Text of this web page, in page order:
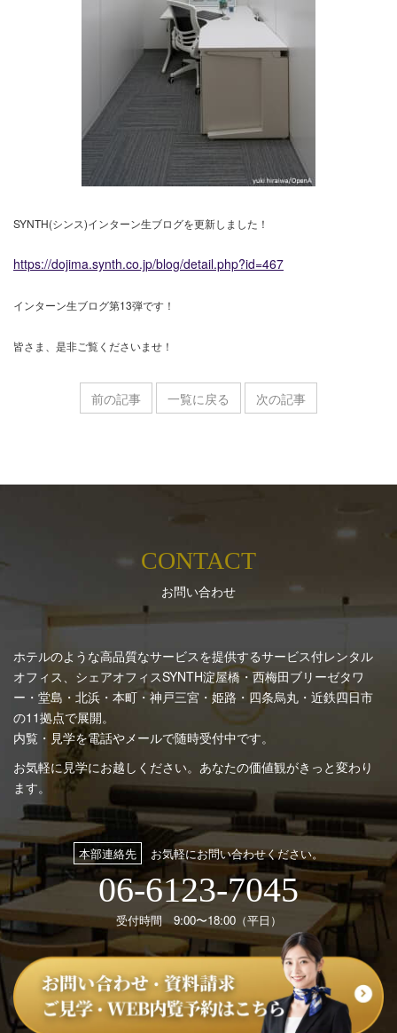
SYNTH(シンス)インターン生ブログを更新しました！
https://dojima.synth.co.jp/blog/detail.php?id=467
インターン生ブログ第13弾です！
皆さま、是非ご覧くださいませ！
前の記事 一覧に戻る 次の記事
CONTACT
お問い合わせ
ホテルのような高品質なサービスを提供するサービス付レンタル
オフィス、シェアオフィスSYNTH淀屋橋・西梅田ブリーゼタワ
ー・堂島・北浜・本町・神戸三宮・姫路・四条烏丸・近鉄四日市
の11拠点で展開。
内覧・見学を電話やメールで随時受付中です。
お気軽に見学にお越しください。あなたの価値観がきっと変わり
ます。
本部連絡先 お気軽にお問い合わせください。
06-6123-7045
受付時間 9:00〜18:00（平日）